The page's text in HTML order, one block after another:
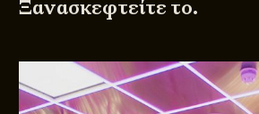
Ξανασκεφτείτε το.